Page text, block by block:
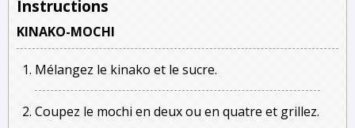
Instructions
KINAKO-MOCHI
Mélangez le kinako et le sucre.
Coupez le mochi en deux ou en quatre et grillez.